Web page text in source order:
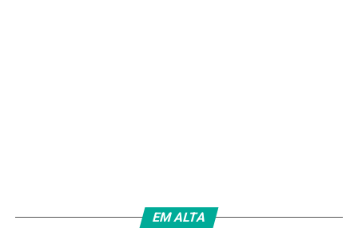
EM ALTA